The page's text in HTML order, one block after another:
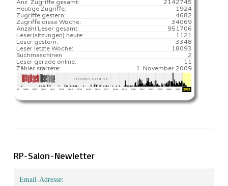
2142745
Anz. Zugriffe gesamt:
1924
Heutige Zugriffe:
4682
Zugriffe gestern:
34069
Zugriffe diese Woche:
951706
Anzahl Leser gesamt:
1121️
Leser(sitzungen) heute:
3348
Leser gestern:
18093️
Leser letzte Woche:
2
Suchmaschinen
11
Leser gerade online:
1. November 2009
Zähler startete:
RP-Salon-Newletter